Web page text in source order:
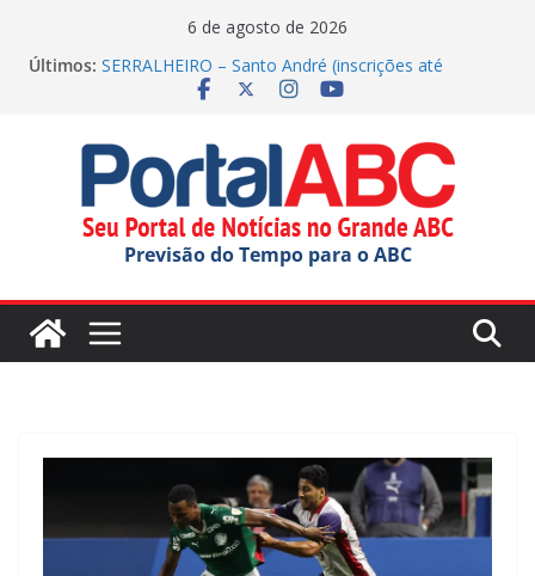
6 de agosto de 2026
Últimos:
Incêndio em indústria química mobiliza apoio do
estado
SERRALHEIRO – Santo André (inscrições até
Polícia Militar apreende drogas nos Correios em SP
Parque Tecnológico de Santo André oferece tour
gratuito
Festival do Chocolate terá shows infantis aos
domingos
Previsão do Tempo para o ABC